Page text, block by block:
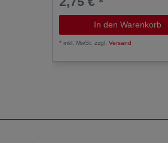
In den Warenkorb
*inkl. MwSt. zzgl.Versand